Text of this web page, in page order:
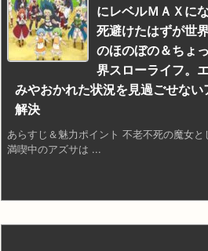
にレベルＭＡＸに
死避けたはずが世
のほのぼの＆ちょ
界スローライフ。
みやおかれた状況を見過ごせな
解決
あらすじ＆魅力ポイント 不老不死の魔女
満喫中のアズサは ...